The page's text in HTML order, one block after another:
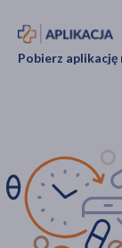
Pobierz aplikację